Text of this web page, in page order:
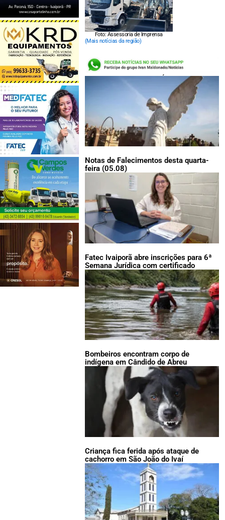
Foto: Assessoria de Imprensa
(Mais notícias da região)
LEIA TAMBÉM:
Notas de Falecimentos desta quarta-
feira (05.08)
Fatec Ivaiporã abre inscrições para 6ª
Semana Jurídica com certificado
Bombeiros encontram corpo de
indígena em Cândido de Abreu
Criança fica ferida após ataque de
cachorro em São João do Ivaí